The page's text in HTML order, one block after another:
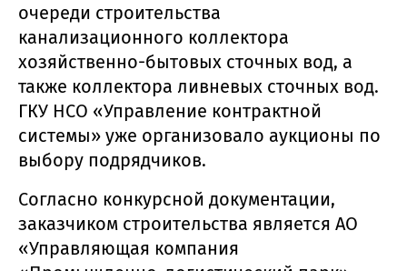
очереди строительства
канализационного коллектора
хозяйственно-бытовых сточных вод, а
также коллектора ливневых сточных вод.
ГКУ НСО «Управление контрактной
системы» уже организовало аукционы по
выбору подрядчиков.
Согласно конкурсной документации,
заказчиком строительства является АО
«Управляющая компания